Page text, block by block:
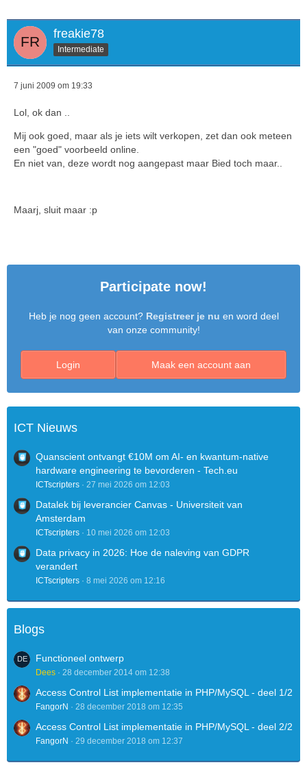
freakie78
Intermediate
7 juni 2009 om 19:33
Lol, ok dan ..
Mij ook goed, maar als je iets wilt verkopen, zet dan ook meteen
een "goed" voorbeeld online.
En niet van, deze wordt nog aangepast maar Bied toch maar..
Maarj, sluit maar :p
Participate now!
Heb je nog geen account? Registreer je nu en word deel
van onze community!
Maak een account aan
Login
ICT Nieuws
Quanscient ontvangt €10M om AI- en kwantum-native
hardware engineering te bevorderen - Tech.eu
ICTscripters 27 mei 2026 om 12:03
Datalek bij leverancier Canvas - Universiteit van
Amsterdam
ICTscripters 10 mei 2026 om 12:03
Data privacy in 2026: Hoe de naleving van GDPR
verandert
ICTscripters 8 mei 2026 om 12:16
Blogs
Functioneel ontwerp
Dees 28 december 2014 om 12:38
Access Control List implementatie in PHP/MySQL - deel 1/2
FangorN 28 december 2018 om 12:35
Access Control List implementatie in PHP/MySQL - deel 2/2
FangorN 29 december 2018 om 12:37